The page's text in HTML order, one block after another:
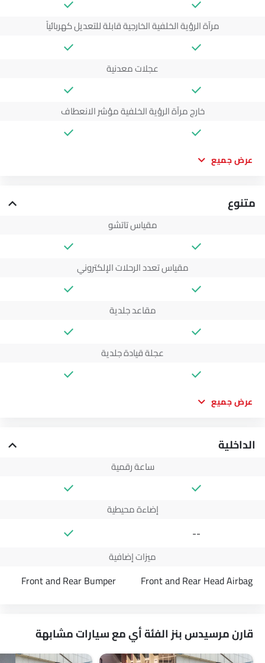
مرآة الرؤية الخلفية الخارجية قابلة للتعديل كهربائياً
عجلات معدنية
خارج مرآة الرؤية الخلفية مؤشر الانعطاف
عرض جميع
متنوع
مقياس تاتشو
مقياس تعدد الرحلات الإلكتروني
مقاعد جلدية
عجلة قيادة جلدية
عرض جميع
الداخلية
ساعة رقمية
إضاءة محيطية
--
ميزات إضافية
Front and Rear Head Airbag
Front and Rear Bumper
قارن مرسيدس بنز الفئة أي مع سيارات مشابهة